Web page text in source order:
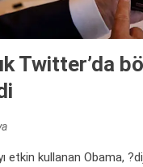
Twitter’da
etkin kullanan Obama,